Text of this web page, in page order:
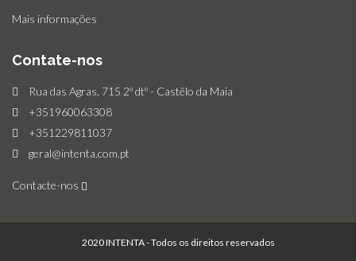
Mais informações
Contate-nos
Rua das Agras, 715 2º dtº - Castêlo da Maia
+351960063308
+351229811037
geral@intenta.com.pt
Contacte-nos
2020 INTENTA - Todos os direitos reservados